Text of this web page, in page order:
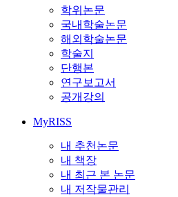
학위논문
국내학술논문
해외학술논문
학술지
단행본
연구보고서
공개강의
MyRISS
내 추천논문
내 책장
내 최근 본 논문
내 저작물관리